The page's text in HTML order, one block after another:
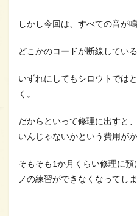
しかし今回は、すべての音が
どこかのコードが断線してい
いずれにしてもシロウトでは
く。
だからといって修理に出すと
いんじゃないかという費用がか
そもそも1か月くらい修理に
ノの練習ができなくなってし